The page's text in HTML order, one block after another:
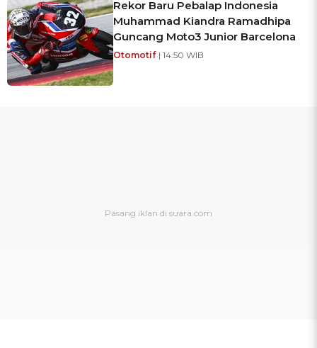
Rekor Baru Pebalap Indonesia
Muhammad Kiandra Ramadhipa
Guncang Moto3 Junior Barcelona
Otomotif | 14:50 WIB